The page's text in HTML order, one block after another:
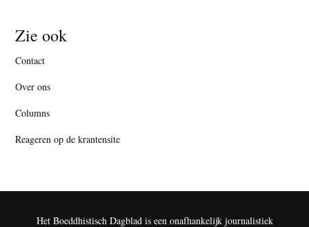
Zie ook
Contact
Over ons
Columns
Reageren op de krantensite
Het Boeddhistisch Dagblad is een onafhankelijk journalistiek